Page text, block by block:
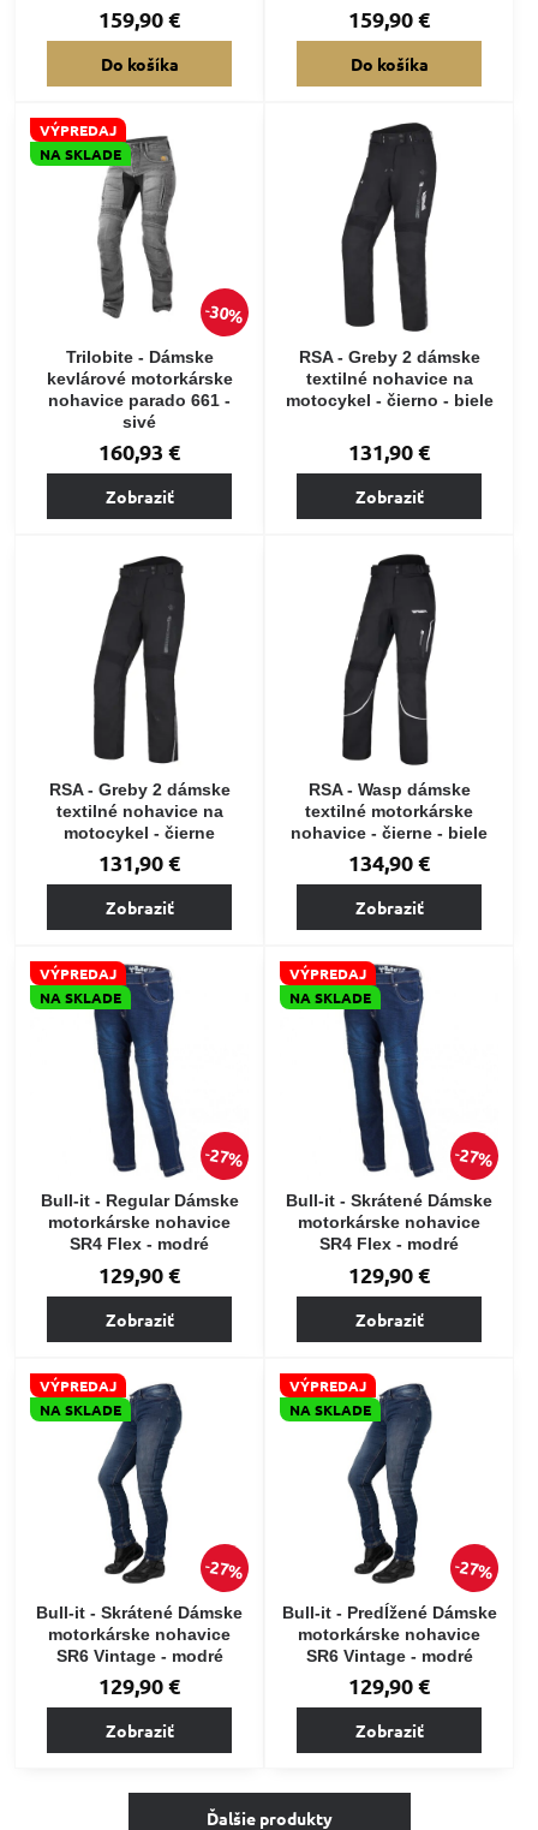
159,90 €
Do košíka
159,90 €
Do košíka
30%
VÝPREDAJ
NA SKLADE
Trilobite - Dámske
kevlárové motorkárske
nohavice parado 661 -
sivé
160,93 €
Zobraziť
RSA - Greby 2 dámske
textilné nohavice na
motocykel - čierno - biele
131,90 €
Zobraziť
RSA - Greby 2 dámske
textilné nohavice na
motocykel - čierne
131,90 €
Zobraziť
RSA - Wasp dámske
textilné motorkárske
nohavice - čierne - biele
134,90 €
Zobraziť
27%
VÝPREDAJ
NA SKLADE
Bull-it - Regular Dámske
motorkárske nohavice
SR4 Flex - modré
129,90 €
Zobraziť
27%
VÝPREDAJ
NA SKLADE
Bull-it - Skrátené Dámske
motorkárske nohavice
SR4 Flex - modré
129,90 €
Zobraziť
27%
VÝPREDAJ
NA SKLADE
Bull-it - Skrátené Dámske
motorkárske nohavice
SR6 Vintage - modré
129,90 €
Zobraziť
27%
VÝPREDAJ
NA SKLADE
Bull-it - Predĺžené Dámske
motorkárske nohavice
SR6 Vintage - modré
129,90 €
Zobraziť
Ďalšie produkty